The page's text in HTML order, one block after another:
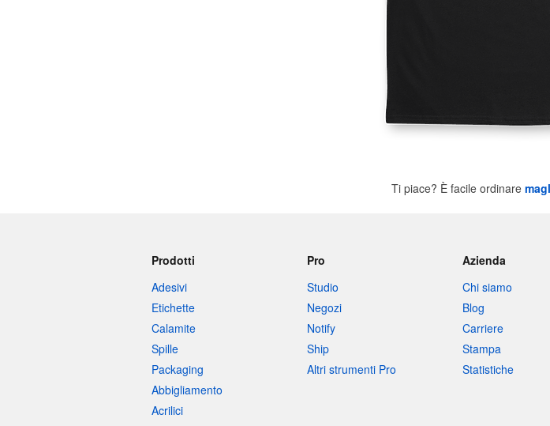
Ti piace? È facile ordinare
Prodotti
Adesivi
Etichette
Calamite
Spille
Packaging
Abbigliamento
Acrilici
Pro
Studio
Negozi
Notify
Ship
Altri strumenti Pro
Azienda
Chi siamo
Blog
Carriere
Stampa
Statistiche